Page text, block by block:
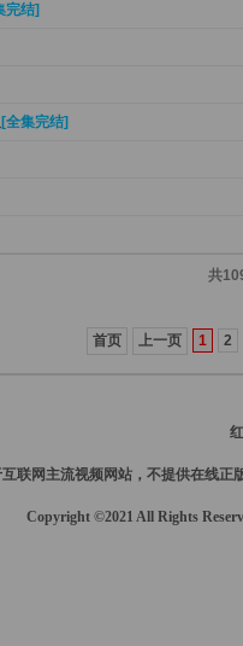
完结]
[全集完结]
共
首页 上一页 1 2
联网主流视频网站，不提供在线
Copyright ©2021 All Rights